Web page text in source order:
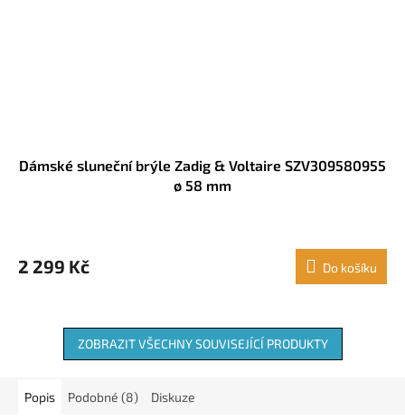
Dámské sluneční brýle Zadig & Voltaire SZV309580955
ø 58 mm
2 299 Kč Do košíku
ZOBRAZIT VŠECHNY SOUVISEJÍCÍ PRODUKTY
Popis Podobné (8) Diskuze